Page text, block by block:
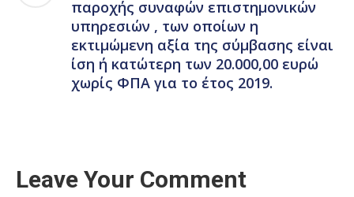
παροχής συναφών επιστημονικών
υπηρεσιών , των οποίων η
εκτιμώμενη αξία της σύμβασης είναι
ίση ή κατώτερη των 20.000,00 ευρώ
χωρίς ΦΠΑ για το έτος 2019.
Leave Your Comment